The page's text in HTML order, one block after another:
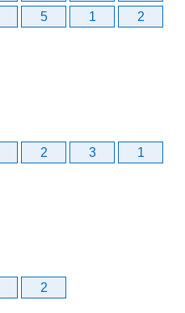
5 1
2
2 3
1
2